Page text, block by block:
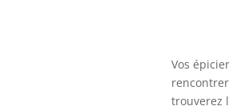
Vos
trouverez